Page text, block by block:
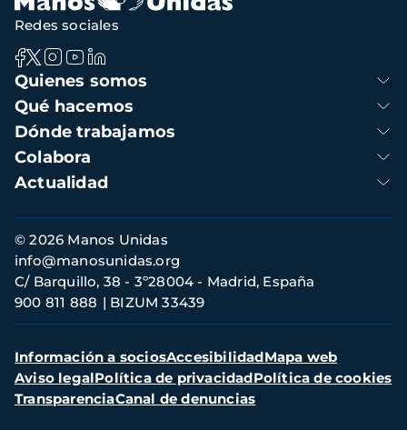
Navegación
principal
Quienes somos
Qué hacemos
Dónde trabajamos
Colabora
Actualidad
Redes sociales
Información
de
contacto
© 2026 Manos Unidas
C/ Barquillo, 38 - 3º28004 - Madrid, España
900 811 888
BIZUM 33439
info@manosunidas.org
Menú
secundario
Información a sociosAccesibilidadMapa web
Aviso legalPolítica de privacidadPolítica de cookies
TransparenciaCanal de denuncias